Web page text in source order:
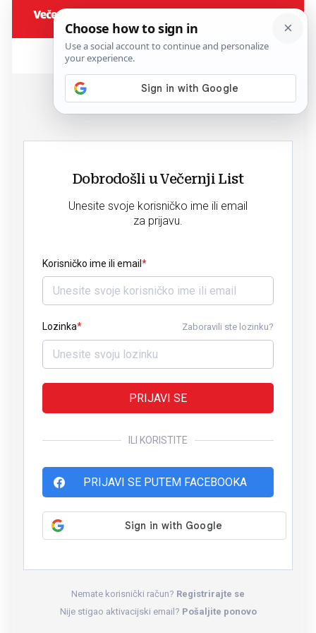
Dobrodošli u Večernji List
Unesite svoje korisničko ime ili email
za prijavu.
Korisničko ime ili email
Lozinka Zaboravili ste lozinku?
PRIJAVI SE
ILI KORISTITE
PRIJAVI SE PUTEM FACEBOOKA
Nemate korisnički račun? Registrirajte se
Nije stigao aktivacijski email? Pošaljite ponovo